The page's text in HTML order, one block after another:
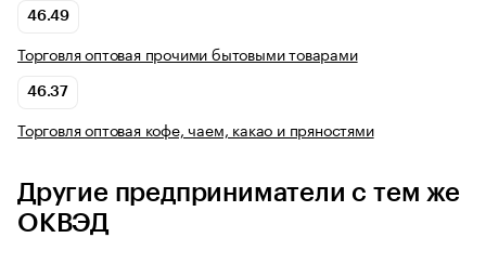
46.49
Торговля оптовая прочими бытовыми товарами
46.37
Торговля оптовая кофе, чаем, какао и пряностями
Другие предприниматели с тем же
ОКВЭД